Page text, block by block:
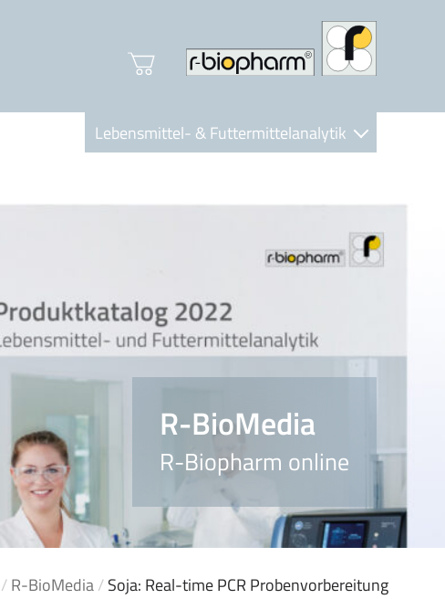
Lebensmittel- & Futtermittelanalytik
R-Biopharm AG
R-BioMedia
R-Biopharm online
/R-BioMedia/Soja: Real-time PCR Probenvorbereitung